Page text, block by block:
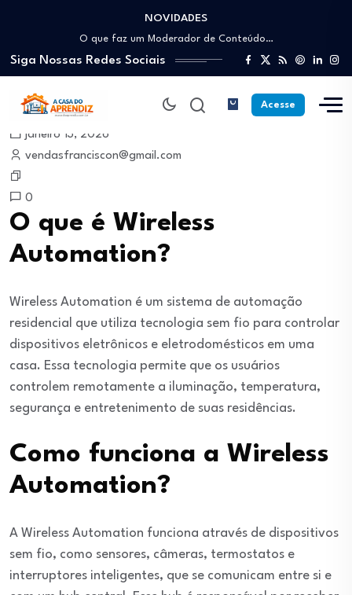
NOVIDADES
Como trabalhar como Estoquista: O guia para…
O que faz um Moderador de Conteúdo…
Como ser um Afiliado de Sucesso trabalhando…
Como dar Aulas Particulares Online e viver…
Profissão Instalador Solar: Como entrar no mercado…
Como trabalhar como Estoquista: O guia para…
O que faz um Moderador de Conteúdo…
Como ser um Afiliado de Sucesso trabalhando…
Siga Nossas Redes Sociais
Acesse
janeiro 13, 2026
vendasfranciscon@gmail.com
0
O que é Wireless
Automation?
Wireless Automation é um sistema de automação
residencial que utiliza tecnologia sem fio para controlar
dispositivos eletrônicos e eletrodomésticos em uma
casa. Essa tecnologia permite que os usuários
controlem remotamente a iluminação, temperatura,
segurança e entretenimento de suas residências.
Como funciona a Wireless
Automation?
A Wireless Automation funciona através de dispositivos
sem fio, como sensores, câmeras, termostatos e
interruptores inteligentes, que se comunicam entre si e